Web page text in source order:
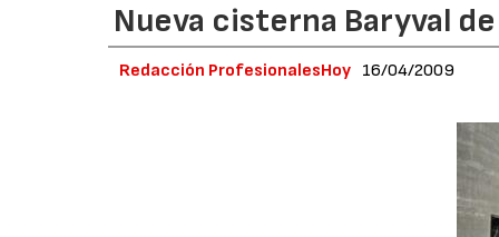
Nueva cisterna Baryval
Redacción ProfesionalesHoy 16/04/2009